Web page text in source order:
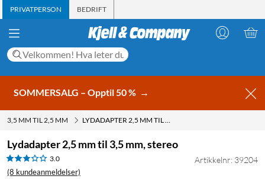
PRIVATPERSON BEDRIFT
SOMMERSALG – Opptil 50 % →
3,5 MM TIL 2,5 MM LYDADAPTER 2,5 MM TIL 3,5 MM, STEREO
Lydadapter 2,5 mm til 3,5 mm, stereo
3.0
(8 kundeanmeldelser)
Artikkelnr: 39204